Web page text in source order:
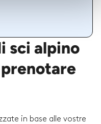
sci alpino
in base alle vostre